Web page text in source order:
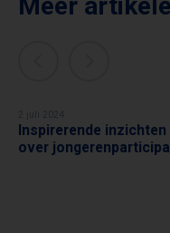
Meer
LAURA BAS
Inspirerende inzichten
over